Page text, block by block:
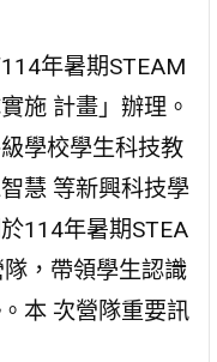
年暑期STEAM
施 計畫」辦理。
學校學生科技教
慧 等新興科技學
114年暑期STEA
，帶領學生認識
本 次營隊重要訊